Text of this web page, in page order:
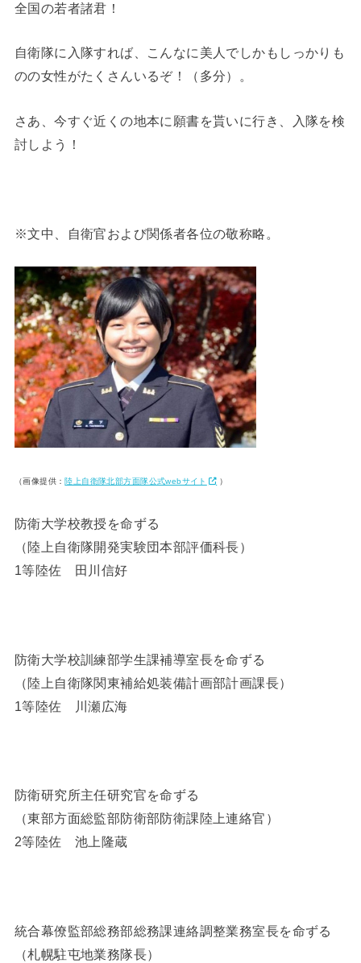
全国の若者諸君！
自衛隊に入隊すれば、こんなに美人でしかもしっかりも
のの女性がたくさんいるぞ！（多分）。
さあ、今すぐ近くの地本に願書を貰いに行き、入隊を検
討しよう！
※文中、自衛官および関係者各位の敬称略。
（画像提供：陸上自衛隊北部方面隊公式webサイト ）
防衛大学校教授を命ずる
（陸上自衛隊開発実験団本部評価科長）
1等陸佐 田川信好
防衛大学校訓練部学生課補導室長を命ずる
（陸上自衛隊関東補給処装備計画部計画課長）
1等陸佐 川瀬広海
防衛研究所主任研究官を命ずる
（東部方面総監部防衛部防衛課陸上連絡官）
2等陸佐 池上隆蔵
統合幕僚監部総務部総務課連絡調整業務室長を命ずる
（札幌駐屯地業務隊長）